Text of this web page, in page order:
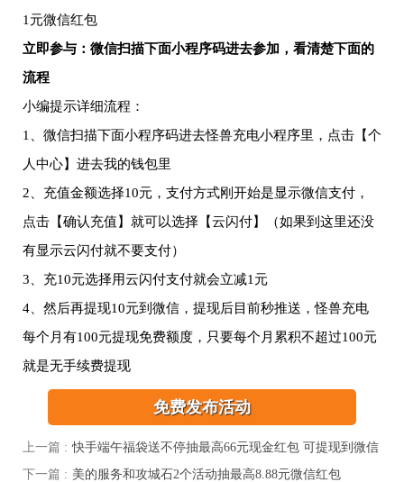
1元微信红包
立即参与：微信扫描下面小程序码进去参加，看清楚下面的
流程
小编提示详细流程：
1、微信扫描下面小程序码进去怪兽充电小程序里，点击【个
人中心】进去我的钱包里
2、充值金额选择10元，支付方式刚开始是显示微信支付，
点击【确认充值】就可以选择【云闪付】（如果到这里还没
有显示云闪付就不要支付）
3、充10元选择用云闪付支付就会立减1元
4、然后再提现10元到微信，提现后目前秒推送，怪兽充电
每个月有100元提现免费额度，只要每个月累积不超过100元
就是无手续费提现
免费发布活动
上一篇 : 快手端午福袋送不停抽最高66元现金红包 可提现到微信
下一篇 : 美的服务和攻城石2个活动抽最高8.88元微信红包